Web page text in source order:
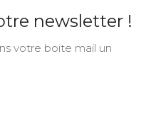
newsletter !
votre boite mail un